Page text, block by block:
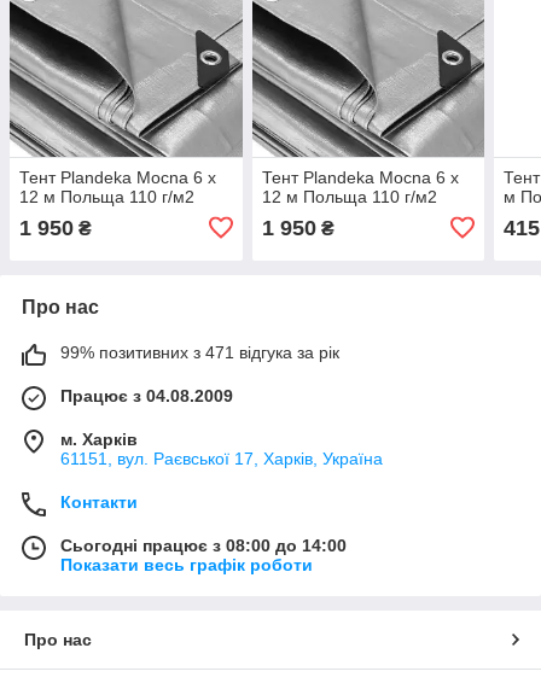
Тент Plandeka Mocna 6 х
12 м Польща 110 г/м2
1 950 ₴
Тент Plandeka Mocna 6 х
12 м Польща 110 г/м2
1 950₴
м
415
Про нас
99% позитивних з 471 відгука за рік
Працює з 04.08.2009
м. Харків
61151, вул. Раєвської 17, Харків, Україна
Контакти
Сьогодні працює з 08:00 до 14:00
Показати весь графік роботи
Про нас